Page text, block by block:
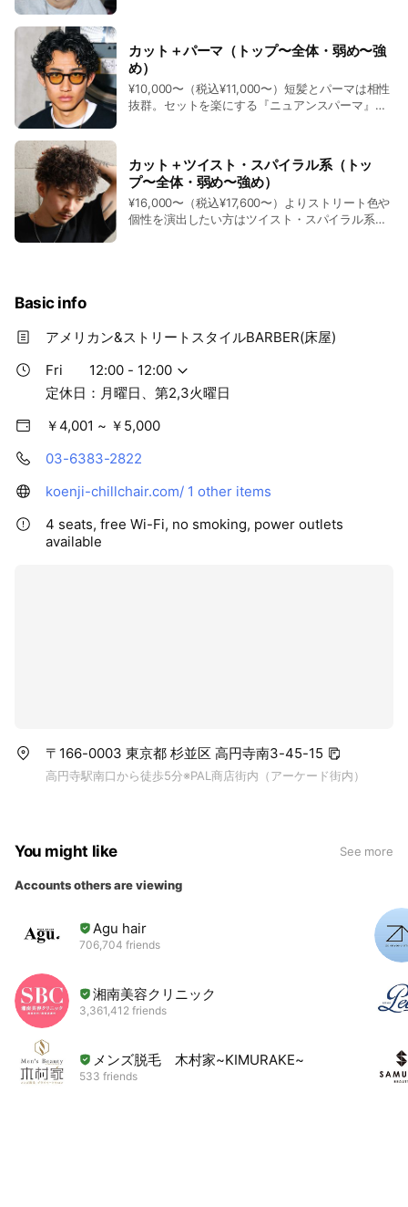
・カット＋白髪染め
通常価格8,000円〜（税込8,800円〜）→5,600円〜（税込6,160
円〜）
・カット＋ブリーチ ※ロングは非対応
※メッシュは要相談「お電話」か「LINE」でお問い合わせを
通常価格12,000円〜（税込13,200円〜）→8,400円〜（税込
9,240円〜）
※電話予約の際に「ホームページのクーポンを見た」とお伝え
ください
②【ご新規様・土日祝限定「20％オフ」】
・カット（＋シャンプー）※カットは全てフェード・ラインア
ップ込み
通常価格4,000円（税込4,400円）→3,200円（税込3,520円）
・ミニマムプラン
「カット+眉毛メンテ」
通常価格4,500円（税込4,950円）→3,600円（税込3,960円）
「カット＋顔そり＋眉毛メンテ」
通常価格5,500円（税込6,050円）→4,400円（税込4,840円）
・カット＋アイロンパーマ（濡れパン、緩パン） ※パンチパー
マは非対応
・カット＋ツイスト&スパイラルパーマ（弱め〜強め）
14,080円〜）
・カット＋特殊パーマ（ソフトドレッド・アフロ系の針金を使
うパーマ） ※本格的なドレッドは非対応
※特殊パーマの予約は「お電話」か「LINE」のみ対応
通常価格22,000円〜（税込24,200円〜）→17,600円〜（税込
19,360円〜）
・カット＋ワンカラー
通常価格10,000円〜（税込11,000円〜）→8,000円〜（税込
③お湯での”お流しのみ”（シャンプー剤の塗布なし）となる場
合がございます
④”スタイリングができない”場合がございます（ドライはしま
⑤”遅刻厳禁”（3分以上の遅刻は対応できなくなる場合がござ
います）
⑥前回、当店でフェードカットされた"リピートのお客様の
み"（前回、他店舗でカットされた方・またはご新規様はNG）
この”６つの条件”を必ずご承諾の上「フェードメンテナンス
割」をご利用ください。
カット＋パーマ（トップ〜全体・弱め〜強
め）
¥10,000〜（税込¥11,000〜）短髪とパーマは相性
抜群。セットを楽にする『ニュアンスパーマ』、
※スタイルやパーマの強さによって料金の変動が
ございます
カット＋ツイスト・スパイラル系（トッ
プ〜全体・弱め〜強め）
¥16,000〜（税込¥17,600〜）よりストリート色や
個性を演出したい方はツイスト・スパイラル系パ
Basic info
アメリカン&ストリートスタイルBARBER(床屋)
Fri
12:00 - 12:00
定休日：月曜日、第2,3火曜日
￥4,001 ~ ￥5,000
03-6383-2822
koenji-chillchair.com/ 1 other items
4 seats, free Wi-Fi, no smoking, power outlets
available
〒166-0003 東京都 杉並区 高円寺南3-45-15
高円寺駅南口から徒歩5分※PAL商店街内（アーケード街内）
You might like See more
Accounts others are viewing
Agu hair
706,704 friends
湘南美容クリニック
3,361,412 friends
メンズ脱毛 木村家~KIMURAKE~
533 friends